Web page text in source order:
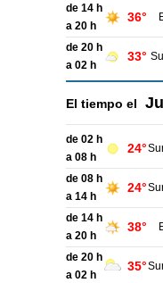
de 14 h
a 20 h
36°
de 20 h
a 02 h
33°
El tiempo el
de 02 h
a 08 h
24°
de 08 h
a 14 h
24°
de 14 h
a 20 h
38°
de 20 h
a 02 h
35°